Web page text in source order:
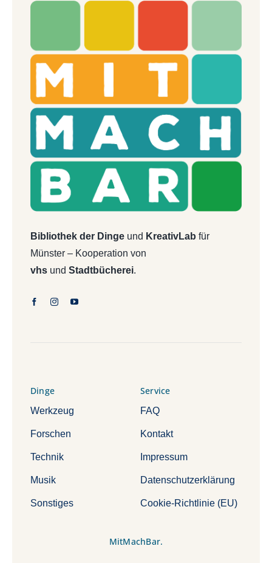
Bibliothek der Dingeund KreativLab für
Münster – Kooperation von
vhsund Stadtbücherei.
Dinge
Werkzeug
Forschen
Technik
Musik
Sonstiges
Service
FAQ
Kontakt
Impressum
Datenschutzerklärung
Cookie-Richtlinie (EU)
MitMachBar.